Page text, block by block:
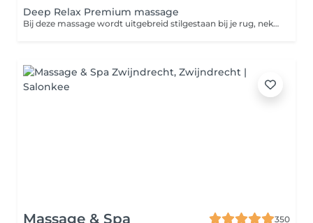
Deep Relax Premium massage
Bij deze massage wordt uitgebreid stilgestaan bij je rug, nek en schouders. Ook geven wij je een uitgebreide hoofd/gezichtsmasage en kan je de behandeling evt uitbreiden naar jouw wensen. Er wordt gezorgd voor het ultieme zen gevoel. Laat je in een grote handdoek inpakken en kies je favoriete 100% natuurlijke olie uit. Op de achtergrond hoor je zachte ontspannende muziek en verder helemaal niets: dit is jouw moment. Deze ontspanningsmassage is vaak een combinatie tussen spierknopen losmaken en ontspanning. Alles is op maat dus geef ons vooral je wensen en behoeften aan.
Massage & Spa
350